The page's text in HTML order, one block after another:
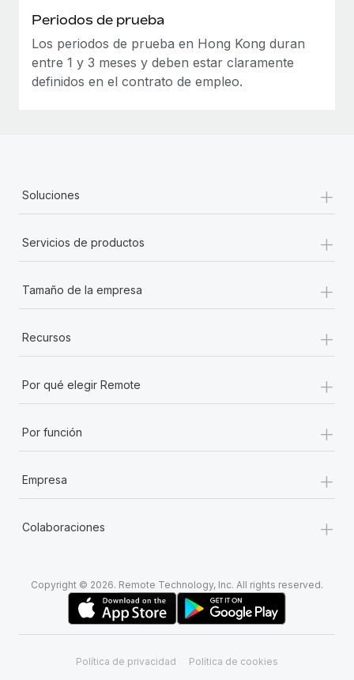
Periodos de prueba
Los periodos de prueba en Hong Kong duran
entre 1 y 3 meses y deben estar claramente
definidos en el contrato de empleo.
Soluciones +
Servicios de productos +
Tamaño de la empresa +
Recursos +
Por qué elegir Remote +
Por función +
Empresa +
Colaboraciones +
Copyright © 2026. Remote Technology, Inc. All rights reserved.
Política de privacidad Política de cookies